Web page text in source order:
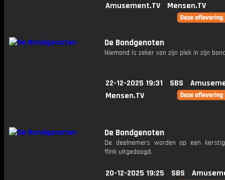
Amusement.TV
Mensen.TV
De Bondgenoten
Niemand is zeker van zijn plek in zijn
22-12-2025 19:31 SBS
Mensen.TV
De Bondgenoten
De deelnemers worden op een
flink uitgedaagd.
20-12-2025 19:25 SBS